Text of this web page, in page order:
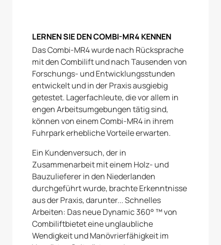
LERNEN SIE DEN COMBI-MR4 KENNEN
Das Combi-MR4 wurde nach Rücksprache
mit den Combilift und nach Tausenden von
Forschungs- und Entwicklungsstunden
entwickelt und in der Praxis ausgiebig
getestet. Lagerfachleute, die vor allem in
engen Arbeitsumgebungen tätig sind,
können von einem Combi-MR4 in ihrem
Fuhrpark erhebliche Vorteile erwarten.
Ein Kundenversuch, der in
Zusammenarbeit mit einem Holz- und
Bauzulieferer in den Niederlanden
durchgeführt wurde, brachte Erkenntnisse
aus der Praxis, darunter... Schnelles
Arbeiten: Das neue Dynamic 360° ™ von
Combiliftbietet eine unglaubliche
Wendigkeit und Manövrierfähigkeit im